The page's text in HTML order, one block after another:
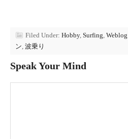
Filed Under: Hobby, Surfing, Weblog
ン, 波乗り
Speak Your Mind